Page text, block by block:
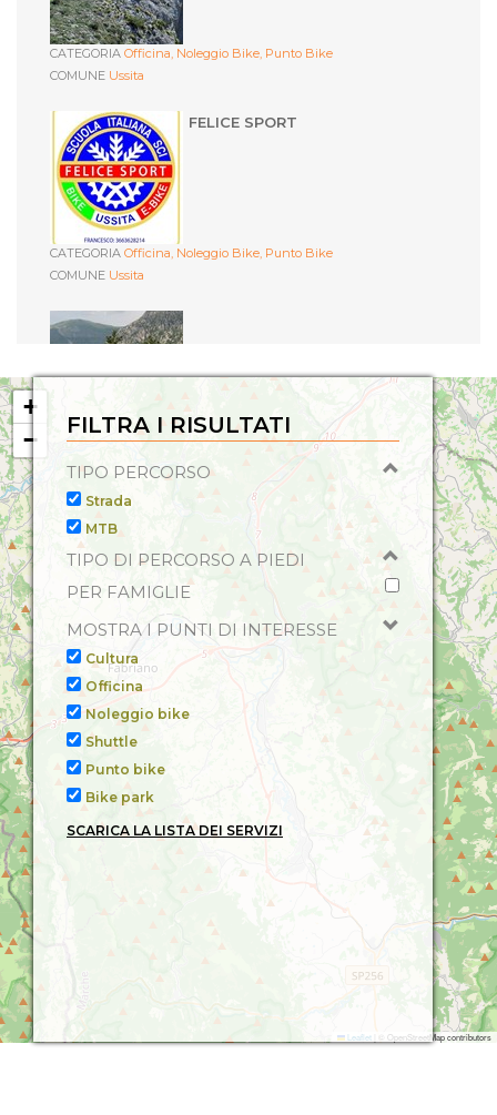
CATEGORIA Officina, Noleggio Bike, Punto Bike
COMUNE Ussita
FELICE SPORT
CATEGORIA Officina, Noleggio Bike, Punto Bike
COMUNE Ussita
CATEGORIA Noleggio Bike,
COMUNEUssita
SIBILLINI
CATEGORIA
Ussita
+
−
Leaflet © OpenStreetMap contributors
FILTRA I RISULTATI
TIPO PERCORSO
Strada
MTB
TIPO DI PERCORSO A PIEDI
PER FAMIGLIE
MOSTRA I PUNTI DI INTERESSE
Cultura
Officina
Noleggio bike
Shuttle
Punto bike
Bike park
SCARICA LA LISTA DEI SERVIZI